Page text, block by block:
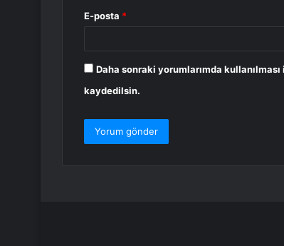
E-posta *
Daha sonraki yorumlarımda
kaydedilsin.